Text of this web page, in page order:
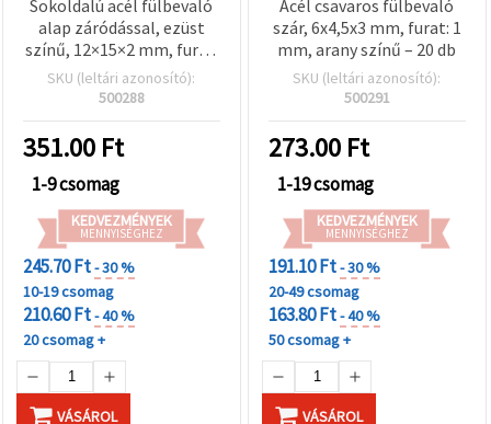
Sokoldalú acél fülbevaló
alap záródással, ezüst
színű, 12×15×2 mm, furat:
1 mm – 4 db, ideális DIY és
kreatív hobbi
SKU (leltári azonosító):
500288
351.00 Ft
1-9 csomag
KEDVEZMÉNYEK
MENNYISÉGHEZ
245.70 Ft- 30 %
10-19 csomag
210.60 Ft- 40 %
20 csomag +
VÁSÁROL
Acél csavaros fülbevaló
szár, 6x4,5x3 mm, furat: 1
mm, arany színű – 20 db
SKU (leltári azonosító):
500291
273.00 Ft
1-19 csomag
KEDVEZMÉNYEK
MENNYISÉGHEZ
191.10 Ft- 30 %
20-49 csomag
163.80 Ft- 40 %
50 csomag +
VÁSÁROL